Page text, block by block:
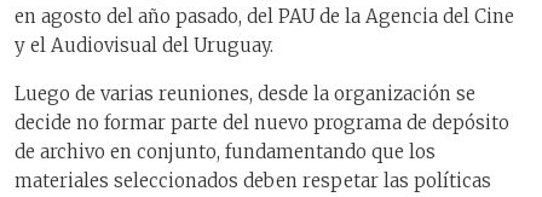
en agosto del año pasado, del PAU de la Agencia del Cine
y el Audiovisual del Uruguay.
Luego de varias reuniones, desde la organización se
decide no formar parte del nuevo programa de depósito
de archivo en conjunto, fundamentando que los
materiales seleccionados deben respetar las políticas